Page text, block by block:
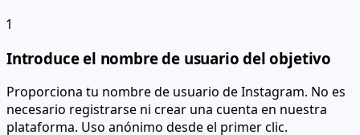
1
Introduce el nombre de usuario del objetivo
Proporciona tu nombre de usuario de Instagram. No es
necesario registrarse ni crear una cuenta en nuestra
plataforma. Uso anónimo desde el primer clic.